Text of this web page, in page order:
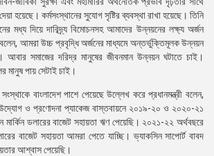
হয়েছে। কর্মসংস্থানের সুযোগ সৃষ্টির ব্যবস্থা রাখা হয়েছে। তিনি
মধ্য দিয়ে দারিদ্র্য বিমোচনসহ আমাদের উন্নয়নের লক্ষ্য অর্জন
আমরা উচ্চ প্রবৃদ্ধি অর্জনের মাধ্যমে অন্তর্ভুক্তিমূলক উন্নয়ন
সমাজের দরিদ্র মানুষের জীবনমান উন্নয়ন ঘটাতে চাই।
মানুষ পায় সেটাই চাই।
বাংলাদেশ পাশে পেয়েছে উল্লেখ করে প্রধানমন্ত্রী বলেন,
উদ্যোগ ও প্রণোদনা প্যাকেজ বাস্তবায়নে ২০১৯-২০ ও ২০২০-২১
মার্কিন ডলারের বাজেট সহায়তা ঋণ পেয়েছি। ২০২১-২২ অর্থবছরে
বাজেট সহায়তা আমরা পেতে যাচ্ছি। ভ্যাকসিন সাপোর্ট বাবদ
আশ্বাস পেয়েছি।